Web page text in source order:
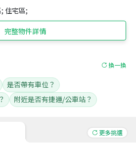
住宅區;
完整物件詳情
更多挑選
換一換
是否帶有車位？
附近是否有捷運/公車站？